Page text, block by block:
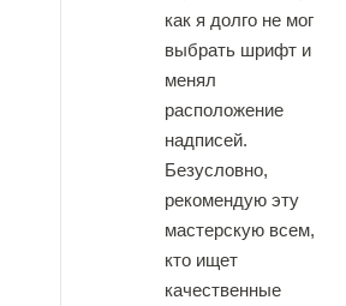
как я долго не мог
выбрать шрифт и
менял
расположение
надписей.
Безусловно,
рекомендую эту
мастерскую всем,
кто ищет
качественные